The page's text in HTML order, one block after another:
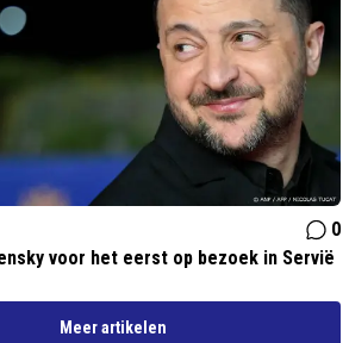
0
voor het eerst op bezoek in Servië
Meer artikelen